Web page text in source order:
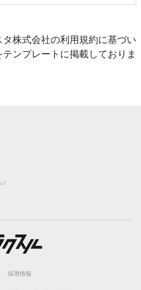
株式会社の利用規約に基づい
ンプレートに掲載しておりま
採用情報